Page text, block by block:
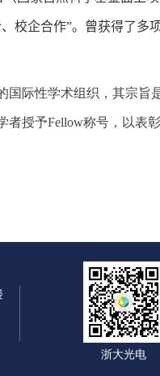
校企合作”。曾获得了多
国际性学术组织，其宗旨
者授予Fellow称号，以表
浙大光电